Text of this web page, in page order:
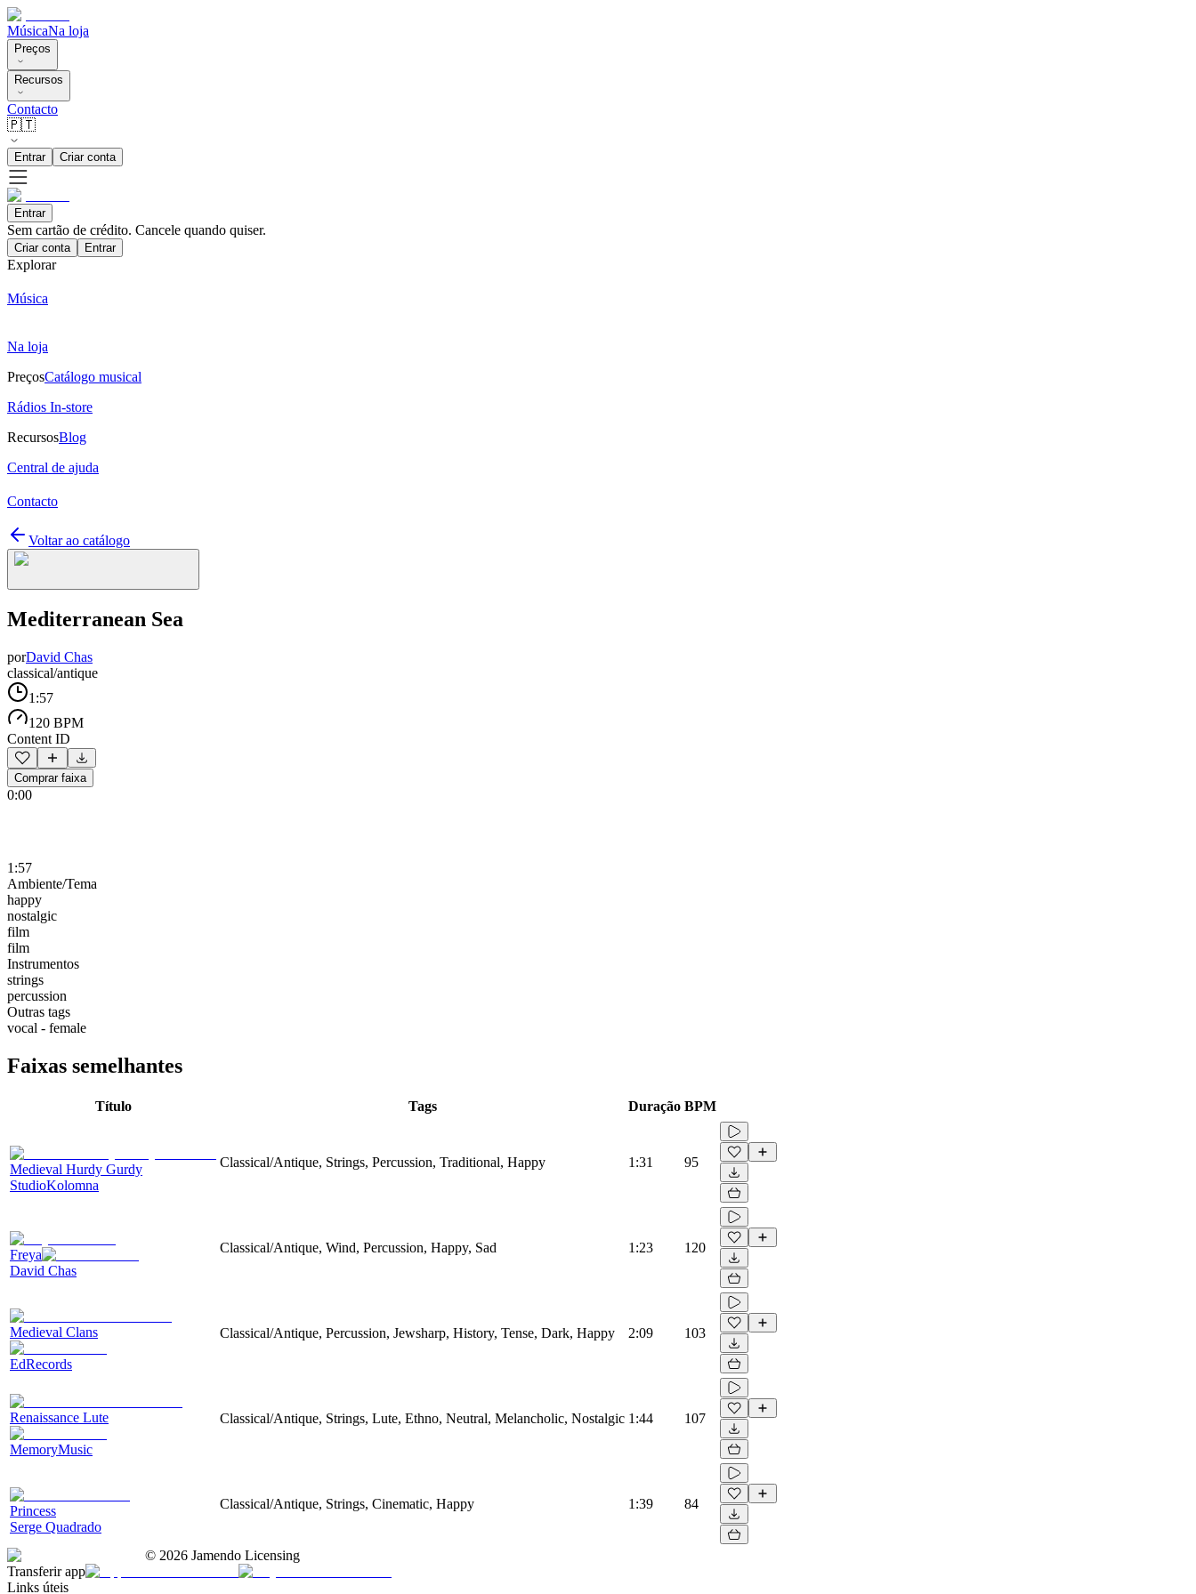
MúsicaNa loja
Preços
Recursos
Contacto
🇵🇹
Entrar Criar conta
Entrar
Sem cartão de crédito. Cancele quando quiser.
Criar conta Entrar
Explorar
Música
Na loja
PreçosCatálogo musical
Rádios In-store
RecursosBlog
Central de ajuda
Contacto
Voltar ao catálogo
Mediterranean Sea
porDavid Chas
classical/antique
1:57
120 BPM
Content ID
Comprar faixa
0:00
1:57
Ambiente/Tema
happy
nostalgic
film
film
Instrumentos
strings
percussion
Outras tags
vocal - female
Faixas semelhantes
Título Tags Duração BPM
Medieval Hurdy Gurdy
StudioKolomna
Classical/Antique, Strings, Percussion, Traditional, Happy 1:31 95
Freya
David Chas
Classical/Antique, Wind, Percussion, Happy, Sad 1:23 120
Medieval Clans
EdRecords
Classical/Antique, Percussion, Jewsharp, History, Tense, Dark, Happy 2:09 103
Renaissance Lute
MemoryMusic
Classical/Antique, Strings, Lute, Ethno, Neutral, Melancholic, Nostalgic 1:44 107
Princess
Serge Quadrado
Classical/Antique, Strings, Cinematic, Happy 1:39 84
© 2026 Jamendo Licensing
Transferir app
Links úteis